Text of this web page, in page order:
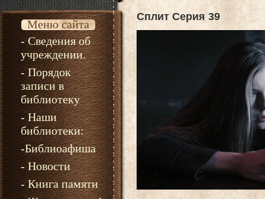
Меню сайта
- Сведения об
учреждении.
- Порядок
записи в
библиотеку
- Наши
библиотеки:
-Библиоафиша
- Новости
- Книга памяти
Сплит Серия 39